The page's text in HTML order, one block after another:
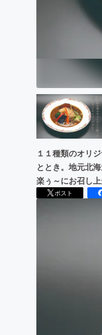
１１種類のオリ
ととき。地元北
楽ぅ～にお召し上
ポスト